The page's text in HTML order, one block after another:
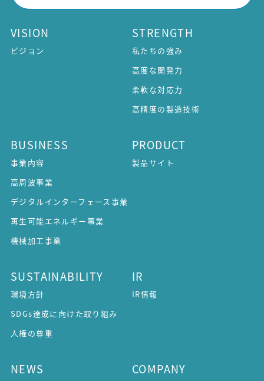
VISION
ビジョン
STRENGTH
私たちの強み
高度な開発力
柔軟な対応力
高精度の製造技術
BUSINESS
事業内容
高周波事業
デジタルインターフェース事業
再生可能エネルギー事業
機械加工事業
PRODUCT
製品サイト
SUSTAINABILITY
環境方針
SDGs達成に向けた取り組み
人権の尊重
IR
IR情報
NEWS COMPANY